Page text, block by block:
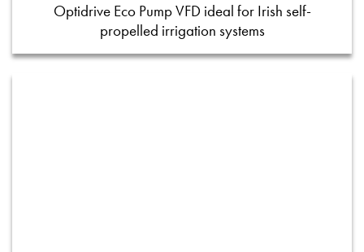
Optidrive Eco Pump VFD ideal for Irish self-
propelled irrigation systems